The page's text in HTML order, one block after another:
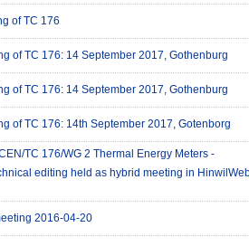
of TC 176
of TC 176: 14 September 2017, Gothenburg
of TC 176: 14 September 2017, Gothenburg
of TC 176: 14th September 2017, Gotenborg
TC 176/WG 2 Thermal Energy Meters -
editing held as hybrid meeting in
2016-04-20